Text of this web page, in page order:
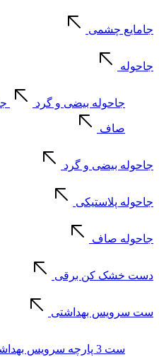
جامایع چشمی
جاحوله
جاحوله بیضی و گرد
صاف
جاحوله بیضی و گرد
جاحوله پلاستیکی
جاحوله صاف
دست خشک کن برقی
ست سرویس بهداشتی
ست 3 پارچه سرویس بهداشتی